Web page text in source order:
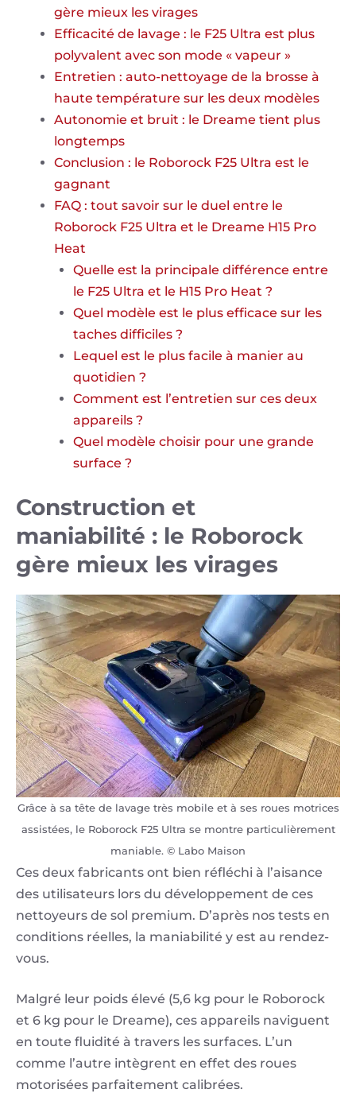
gère mieux les virages
Efficacité de lavage : le F25 Ultra est plus
polyvalent avec son mode « vapeur »
Entretien : auto-nettoyage de la brosse à
haute température sur les deux modèles
Autonomie et bruit : le Dreame tient plus
longtemps
Conclusion : le Roborock F25 Ultra est le
gagnant
FAQ : tout savoir sur le duel entre le
Roborock F25 Ultra et le Dreame H15 Pro
Heat
Quelle est la principale différence entre
le F25 Ultra et le H15 Pro Heat ?
Quel modèle est le plus efficace sur les
taches difficiles ?
Lequel est le plus facile à manier au
quotidien ?
Comment est l’entretien sur ces deux
appareils ?
Quel modèle choisir pour une grande
surface ?
Construction et
maniabilité : le Roborock
gère mieux les virages
Grâce à sa tête de lavage très mobile et à ses roues motrices
assistées, le Roborock F25 Ultra se montre particulièrement
maniable. © Labo Maison
Ces deux fabricants ont bien réfléchi à l’aisance
des utilisateurs lors du développement de ces
nettoyeurs de sol premium. D’après nos tests en
conditions réelles, la maniabilité y est au rendez-
vous.
Malgré leur poids élevé (5,6 kg pour le Roborock
et 6 kg pour le Dreame), ces appareils naviguent
en toute fluidité à travers les surfaces. L’un
comme l’autre intègrent en effet des roues
motorisées parfaitement calibrées.